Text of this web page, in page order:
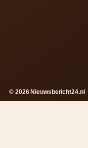
© 2026 Nieuwsbericht24.nl